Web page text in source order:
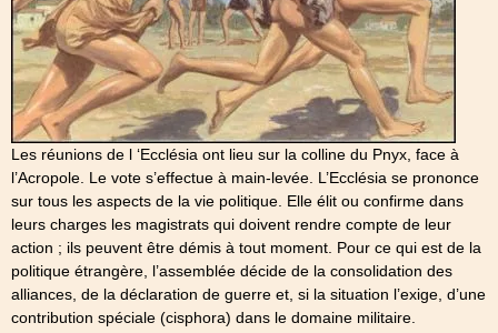
Les réunions de l ‘Ecclésia ont lieu sur la colline du Pnyx, face à
l’Acropole. Le vote s’effectue à main-levée. L’Ecclésia se prononce
sur tous les aspects de la vie politique. Elle élit ou confirme dans
leurs charges les magistrats qui doivent rendre compte de leur
action ; ils peuvent être démis à tout moment. Pour ce qui est de la
politique étrangère, l’assemblée décide de la consolidation des
alliances, de la déclaration de guerre et, si la situation l’exige, d’une
contribution spéciale (cisphora) dans le domaine militaire.